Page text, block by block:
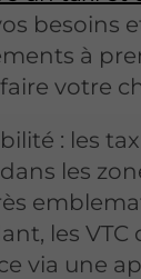
besoins
à
votre
: les
les
les
via une